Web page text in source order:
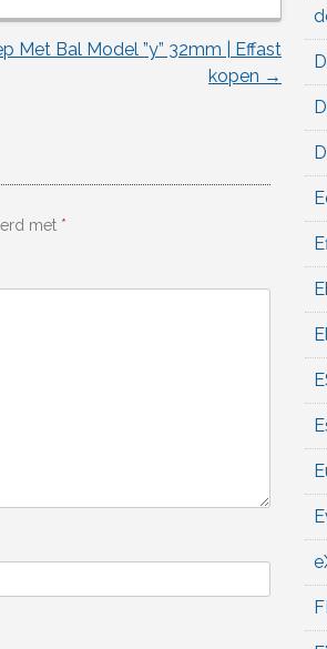
Met Bal Model ”y” 32mm | Effast
kopen →
met *